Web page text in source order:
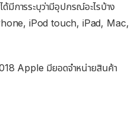
การระบุว่ามีอุปกรณ์อะไรบ้าง
iPod touch, iPad, Mac,
Apple มียอดจำหน่ายสินค้า